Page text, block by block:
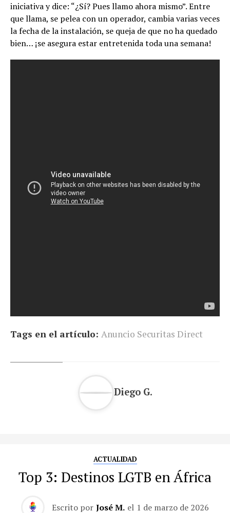
iniciativa y dice: “¿Sí? Pues llamo ahora mismo”. Entre
que llama, se pelea con un operador, cambia varias veces
la fecha de la instalación, se queja de que no ha quedado
bien… ¡se asegura estar entretenida toda una semana!
Tags en el artículo: Anuncio Securitas Direct
Diego G.
ACTUALIDAD
Top 3: Destinos LGTB en África
Escrito por José M. el 1 de marzo de 2026